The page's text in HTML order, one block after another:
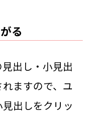
る
出し・小見出
ますので、ユ
出しをクリッ